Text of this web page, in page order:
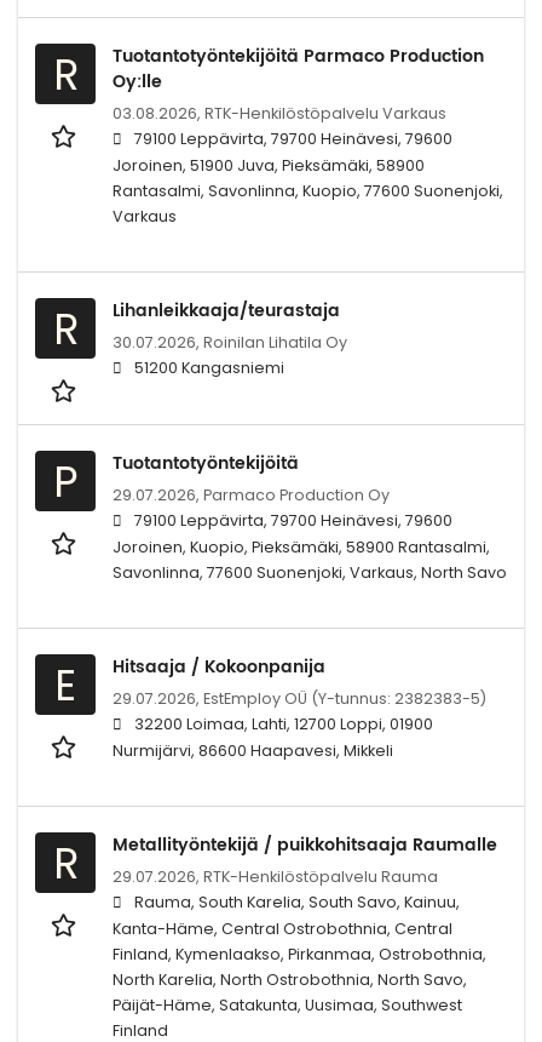
R
Tuotantotyöntekijöitä Parmaco Production
Oy:lle
03.08.2026, RTK-Henkilöstöpalvelu Varkaus
79100 Leppävirta, 79700 Heinävesi, 79600
Joroinen, 51900 Juva, Pieksämäki, 58900
Rantasalmi, Savonlinna, Kuopio, 77600 Suonenjoki,
Varkaus
R Lihanleikkaaja/teurastaja
30.07.2026, Roinilan Lihatila Oy
51200 Kangasniemi
P Tuotantotyöntekijöitä
29.07.2026, Parmaco Production Oy
79100 Leppävirta, 79700 Heinävesi, 79600
Joroinen, Kuopio, Pieksämäki, 58900 Rantasalmi,
Savonlinna, 77600 Suonenjoki, Varkaus, North Savo
E Hitsaaja / Kokoonpanija
29.07.2026, EstEmploy OÜ (Y-tunnus: 2382383-5)
32200 Loimaa, Lahti, 12700 Loppi, 01900
Nurmijärvi, 86600 Haapavesi, Mikkeli
R Metallityöntekijä / puikkohitsaaja Raumalle
29.07.2026, RTK-Henkilöstöpalvelu Rauma
Rauma, South Karelia, South Savo, Kainuu,
Kanta-Häme, Central Ostrobothnia, Central
Finland, Kymenlaakso, Pirkanmaa, Ostrobothnia,
North Karelia, North Ostrobothnia, North Savo,
Päijät-Häme, Satakunta, Uusimaa, Southwest
Finland